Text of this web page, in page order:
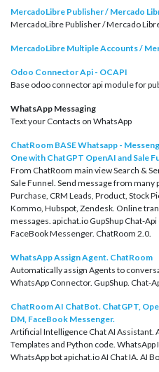
MercadoLibre Publisher / Mercado
MercadoLibre Publisher / Mercado
MercadoLibre Multiple Accounts /
Odoo Connector Api - OCAPI
Base odoo connector api module for
WhatsApp Messaging
Text your Contacts on WhatsApp
ChatRoom BASE Whatsapp -
One with ChatGPT OpenAI and Sale
From ChatRoom main view Search &
Sale Funnel. Send message from many
Purchase, CRM Leads, Product, Stock
Kommo, Hubspot, Zendesk. Online
messages. apichat.io GupShup Chat-
FaceBook Messenger. ChatRoom 2.0.
WhatsApp Assign Agent. ChatRoom
Automatically assign Agents to
WhatsApp Connector. GupShup. Chat-
ChatRoom AI ChatBot. ChatGPT,
DM, FaceBook Messenger.
Artificial Intelligence Chat AI Assistant.
Templates and Python code.
WhatsApp bot apichat.io AI Chat IA. AI